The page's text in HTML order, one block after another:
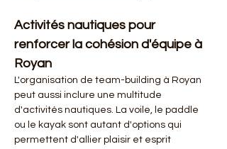
Activités nautiques pour
renforcer la cohésion d'équipe à
Royan
L'organisation de team-building à Royan
peut aussi inclure une multitude
d'activités nautiques. La voile, le paddle
ou le kayak sont autant d'options qui
permettent d'allier plaisir et esprit